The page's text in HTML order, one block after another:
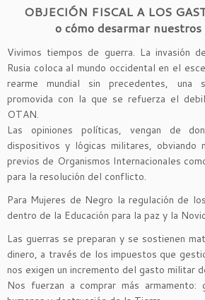
OBJECIÓN FISCAL A LOS
o cómo desarmar
Vivimos tiempos de guerra. La invasión
Rusia coloca al mundo occidental en el
rearme mundial sin precedentes, una
promovida con la que se refuerza el
OTAN.
Las opiniones políticas, vengan de
dispositivos y lógicas militares, obviando
previos de Organismos Internacionales
para la resolución del conflicto.
Para Mujeres de Negro la regulación de
dentro de la Educación para la paz y la
Las guerras se preparan y se sostienen
dinero, a través de los impuestos que
nos exigen un incremento del gasto militar
Nos fuerzan a comprar más armamento: